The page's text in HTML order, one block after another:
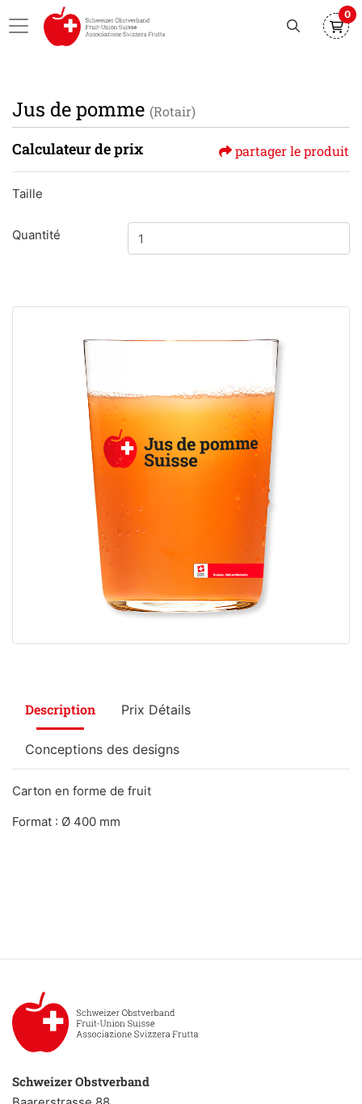
0
Jus de pomme (Rotair)
Calculateur de prix partager le produit
Taille
Quantité
Description Prix Détails
Conceptions des designs
Carton en forme de fruit
Format : Ø 400 mm
Schweizer Obstverband